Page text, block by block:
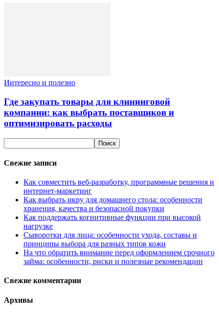
Интересно и полезно
Где закупать товары для клининговой
компании: как выбрать поставщиков и
оптимизировать расходы
Свежие записи
Как совместить веб-разработку, программные решения и
интернет-маркетинг
Как выбрать икру для домашнего стола: особенности
хранения, качества и безопасной покупки
Как поддержать когнитивные функции при высокой
нагрузке
Сыворотки для лица: особенности ухода, составы и
принципы выбора для разных типов кожи
На что обратить внимание перед оформлением срочного
займа: особенности, риски и полезные рекомендации
Свежие комментарии
Архивы